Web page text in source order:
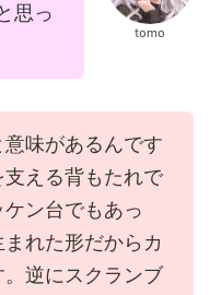
思っ
tomo
味があるんです
える背もたれで
ン台でもあっ
れた形だからカ
。逆にスクランブ